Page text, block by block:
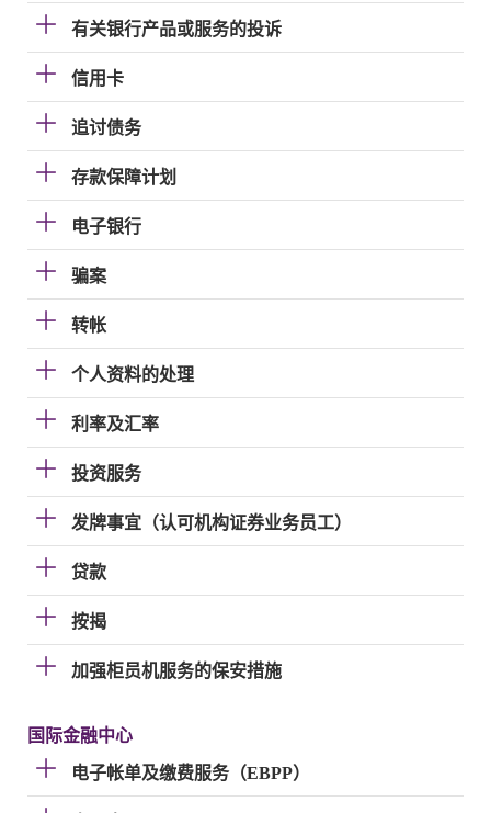
有关银行产品或服务的投诉
信用卡
追讨债务
存款保障计划
电子银行
骗案
转帐
个人资料的处理
利率及汇率
投资服务
发牌事宜（认可机构证券业务员工）
贷款
按揭
加强柜员机服务的保安措施
国际金融中心
电子帐单及缴费服务（EBPP）